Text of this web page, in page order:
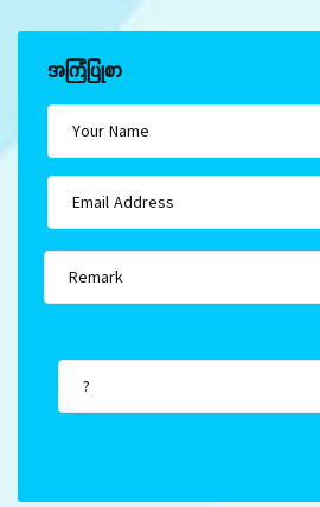
အကြံပြုစာ